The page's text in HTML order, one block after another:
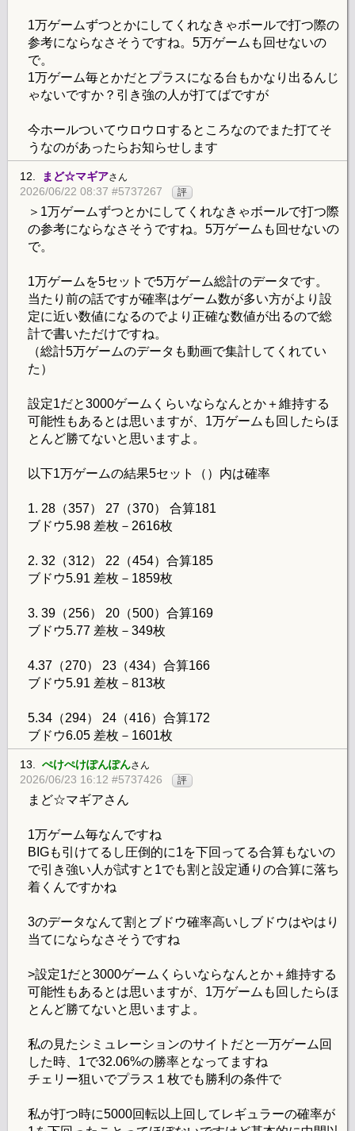
1万ゲームずつとかにしてくれなきゃボールで打つ際の
参考にならなさそうですね。5万ゲームも回せないの
で。
1万ゲーム毎とかだとプラスになる台もかなり出るんじ
ゃないですか？引き強の人が打てばですが
今ホールついてウロウロするところなのでまた打てそ
うなのがあったらお知らせします
12. まど☆マギアさん
2026/06/22 08:37 #5737267 評
＞1万ゲームずつとかにしてくれなきゃボールで打つ際
の参考にならなさそうですね。5万ゲームも回せないの
で。
1万ゲームを5セットで5万ゲーム総計のデータです。
当たり前の話ですが確率はゲーム数が多い方がより設
定に近い数値になるのでより正確な数値が出るので総
計で書いただけですね。
（総計5万ゲームのデータも動画で集計してくれてい
た）
設定1だと3000ゲームくらいならなんとか＋維持する
可能性もあるとは思いますが、1万ゲームも回したらほ
とんど勝てないと思いますよ。
以下1万ゲームの結果5セット（）内は確率
1. 28（357） 27（370） 合算181
ブドウ5.98 差枚－2616枚
2. 32（312） 22（454）合算185
ブドウ5.91 差枚－1859枚
3. 39（256） 20（500）合算169
ブドウ5.77 差枚－349枚
4.37（270） 23（434）合算166
ブドウ5.91 差枚－813枚
5.34（294） 24（416）合算172
ブドウ6.05 差枚－1601枚
13. ぺけぺけぽんぽんさん
2026/06/23 16:12 #5737426 評
まど☆マギアさん
1万ゲーム毎なんですね
BIGも引けてるし圧倒的に1を下回ってる合算もないの
で引き強い人が試すと1でも割と設定通りの合算に落ち
着くんですかね
3のデータなんて割とブドウ確率高いしブドウはやはり
当てにならなさそうですね
>設定1だと3000ゲームくらいならなんとか＋維持する
可能性もあるとは思いますが、1万ゲームも回したらほ
とんど勝てないと思いますよ。
私の見たシミュレーションのサイトだと一万ゲーム回
した時、1で32.06%の勝率となってますね
チェリー狙いでプラス１枚でも勝利の条件で
私が打つ時に5000回転以上回してレギュラーの確率が